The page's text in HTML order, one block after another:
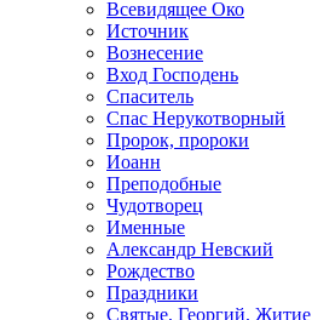
Всевидящее Око
Источник
Вознесение
Вход Господень
Спаситель
Спас Нерукотворный
Пророк, пророки
Иоанн
Преподобные
Чудотворец
Именные
Александр Невский
Рождество
Праздники
Святые, Георгий, Житие